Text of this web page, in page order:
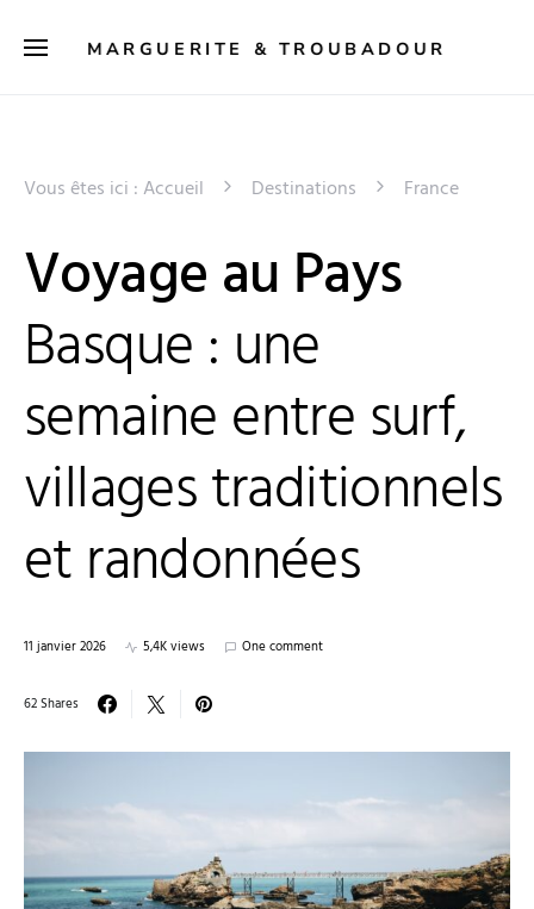
MARGUERITE & TROUBADOUR
Vous êtes ici : Accueil Destinations France
Voyage au Pays
Basque : une
semaine entre surf,
villages traditionnels
et randonnées
11 janvier 2026 5,4K views One comment
62 Shares